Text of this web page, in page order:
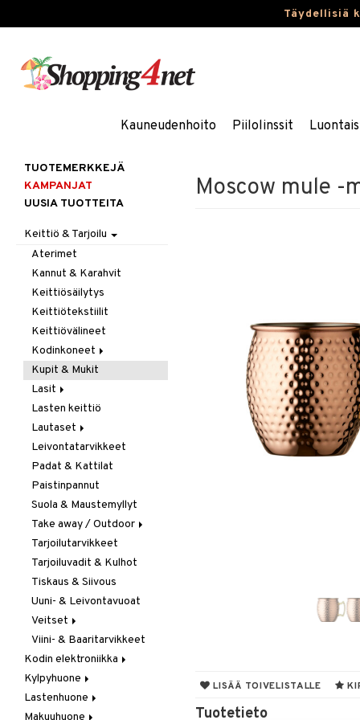
Täydellisiä
Kauneudenhoito Piilolinssit
Moscow mule -
LISÄÄ TOIVELISTALLE
Tuotetieto
TUOTEMERKKEJÄ
KAMPANJAT
UUSIA TUOTTEITA
Keittiö & Tarjoilu
Aterimet
Kannut & Karahvit
Keittiösäilytys
Keittiötekstiilit
Keittiövälineet
Kodinkoneet
Kahvi, Tee & Espresso
Leivänpaahtimet
Mixerit &
Sähkövatkaimet
Muut koneet
Vedenkeittimet
Kupit & Mukit
Lasit
Juoma- & Cocktailasit
Juomalasit
Olutlasit
Shamppanjalasit
Snapsi- & Aveclasit
Viinilasit
Whiskey- & Konjakkilasit
Lasten keittiö
Lautaset
Asetit
Ruokalautaset
Syvät lautaset
Leivontatarvikkeet
Padat & Kattilat
Paistinpannut
Suola & Maustemyllyt
Take away / Outdoor
Eväslaatikot
Pullot
Termoskannut
Termosmukit
Tarjoilutarvikkeet
Tarjoiluvadit & Kulhot
Tiskaus & Siivous
Uuni- & Leivontavuoat
Veitset
Erityisveitset
Keittiöveitset
Kuorinta- &
Vihannesveitset
Leikkuulaudat
Viini- & Baaritarvikkeet
Kodin elektroniikka
Ääni
Kylpyhuone
Kylpyhuoneen sisustus
Kylpyhuoneen tarvikkeita
Lastenhuone
Kylpyhuoneen koristelu
Makuuhuone